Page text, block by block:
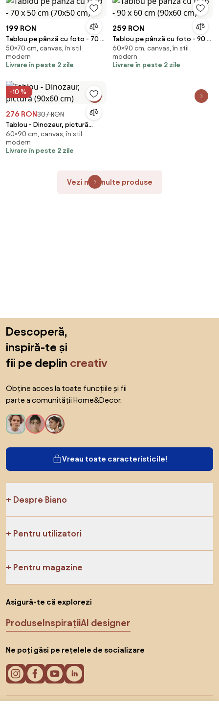
199 RON
Tablou pe pânză cu foto - 70 x
50 cm (70x50 cm)
50×70 cm, canvas, în stil
modern
Livrare în peste 2 zile
259 RON
Tablou pe pânză cu foto - 90 x
60 cm (90x60 cm)
60×90 cm, canvas, în stil
modern
Livrare în peste 2 zile
-10 %
276 RON307 RON
Tablou - Dinozaur, pictură
(90x60 cm)
60×90 cm, canvas, în stil
modern
Livrare în peste 2 zile
Vezi mai multe produse
Descoperă,
inspiră-te și
fii pe deplin creativ
Obține acces la toate funcțiile și fii
parte a comunității Home&Decor.
Vreau toate caracteristicile!
Despre Biano
Pentru utilizatori
Pentru magazine
Asigură-te că explorezi
ProduseInspirațiiAI designer
Ne poți găsi pe rețelele de socializare